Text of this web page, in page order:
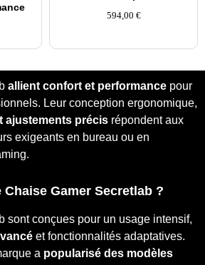
594,00 €
allient confort et performance pour
Leur conception ergonomique,
ajustements précis répondent aux
exigeants en bureau ou en
Chaise Gamer Secretlab ?
sont conçues pour un usage intensif,
et fonctionnalités adaptatives.
a popularisé des modèles